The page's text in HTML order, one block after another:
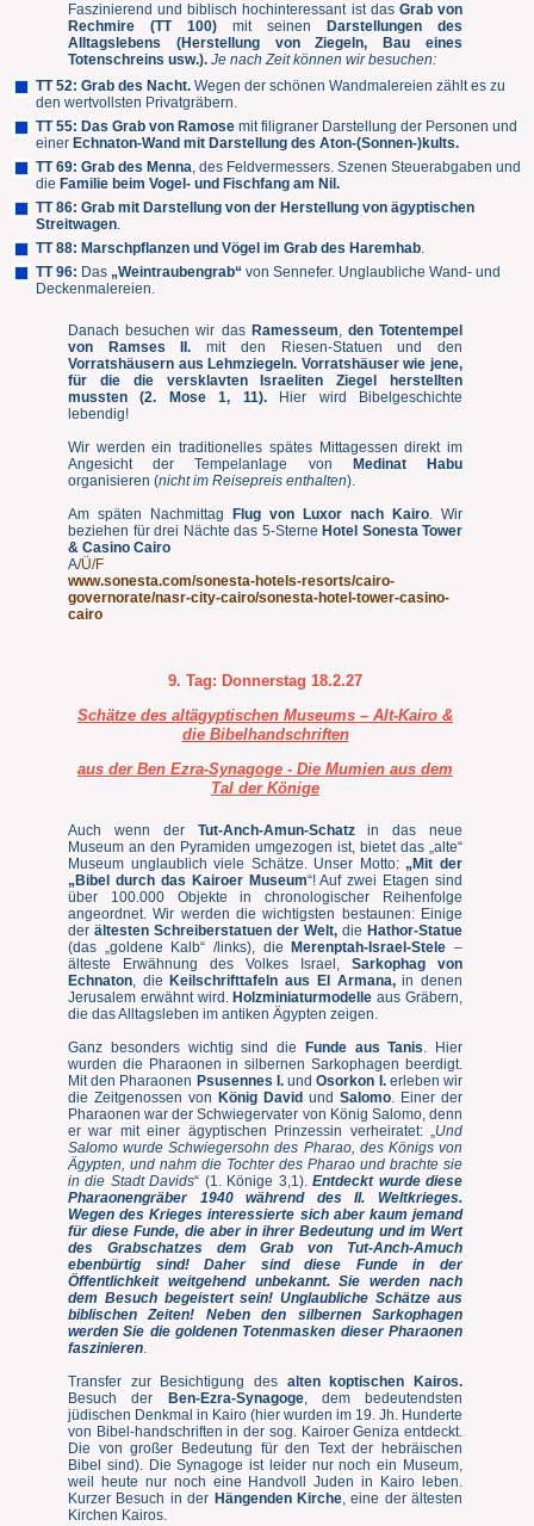
Faszinierend und biblisch hochinteressant ist das Grab von
Rechmire (TT 100) mit seinen
Darstellungen des
Alltagslebens (Herstellung von Ziegeln, Bau eines
Totenschreins usw.). Je nach Zeit können wir besuchen:
TT 52: Grab des Nacht. Wegen der schönen Wandmalereien zählt es zu
den wertvollsten Privatgräbern.
TT 55: Das Grab von Ramose mit filigraner Darstellung der Personen und
einer Echnaton-Wand mit Darstellung des Aton-(Sonnen-)kults.
TT 69: Grab des Menna , des Feldvermessers. Szenen Steuerabgaben und
die Familie beim Vogel- und Fischfang am Nil.
TT 86: Grab mit Darstellung von der Herstellung von ägyptischen
Streitwagen
TT 88: Marschpflanzen und Vögel im Grab des Haremhab
TT 96: Das „Weintraubengrab“ von Sennefer. Unglaubliche Wand- und
Deckenmalereien.
Danach besuchen wir das Ramesseum
den Totentempel
von Ramses II.mit den Riesen-Statuen und den
Vorratshäusern aus Lehmziegeln. Vorratshäuser wie jene,
für die die versklavten Israeliten Ziegel herstellten
mussten (2. Mose 1, 11).Hier wird Bibelgeschichte
lebendig!
Wir werden ein traditionelles spätes Mittagessen direkt im
Angesicht der Tempelanlage von Medinat Habu
organisieren (nicht im Reisepreis enthalten).
Am späten Nachmittag Flug von Luxor nach Kairo . Wir
beziehen für drei Nächte das 5-Sterne Hotel Sonesta Tower
& Casino Cairo
A/Ü/F
www.sonesta.com/sonesta-hotels-resorts/cairo-
governorate/nasr-city-cairo/sonesta-hotel-tower-casino-
cairo
9. Tag: Donnerstag 18.2.27
Schätze des altägyptischen Museums – Alt-Kairo &
die Bibelhandschriften
aus der Ben Ezra-Synagoge - Die Mumien aus dem
Tal der Könige
Auch wenn der Tut-Anch-Amun-Schatzin das neue
Museum an den Pyramiden umgezogen ist, bietet das „alte“
Museum unglaublich viele Schätze. Unser Motto: „Mit der
„Bibel durch das Kairoer Museum“! Auf zwei Etagen sind
über 100.000 Objekte in chronologischer Reihenfolge
angeordnet. Wir werden die wichtigsten bestaunen: Einige
der ältesten Schreiberstatuen der Welt, die Hathor-Statue
(das „goldene Kalb“ /links), die
Merenptah-Israel-Stele –
älteste Erwähnung des Volkes Israel, Sarkophag von
Echnaton, die Keilschrifttafeln aus El Armana,in denen
Jerusalem erwähnt wird. Holzminiaturmodelle aus Gräbern,
die das Alltagsleben im antiken Ägypten zeigen.
Ganz besonders wichtig sind die
Funde aus Tanis. Hier
wurden die Pharaonen in silbernen Sarkophagen beerdigt.
Mit den Pharaonen Psusennes I.undOsorkon I.erleben wir
die Zeitgenossen von König David und Salomo. Einer der
Pharaonen war der Schwiegervater von König Salomo, denn
er war mit einer ägyptischen Prinzessin verheiratet: „Und
Salomo wurde Schwiegersohn des Pharao, des Königs von
Ägypten, und nahm die Tochter des Pharao und brachte sie
in die Stadt Davids“ (1. Könige 3,1).Entdeckt wurde diese
Pharaonengräber 1940 während des II. Weltkrieges.
Wegen des Krieges interessierte sich aber kaum jemand
für diese Funde, die aber in ihrer Bedeutung und im Wert
des Grabschatzes dem Grab von Tut-Anch-Amuch
ebenbürtig sind! Daher sind diese Funde in der
Öffentlichkeit weitgehend unbekannt. Sie werden nach
dem Besuch begeistert sein! Unglaubliche Schätze aus
biblischen Zeiten! Neben den silbernen Sarkophagen
werden Sie die goldenen Totenmasken dieser Pharaonen
faszinieren.
Transfer zur Besichtigung des alten koptischen Kairos.
Besuch der
Ben-Ezra-Synagoge, dem bedeutendsten
jüdischen Denkmal in Kairo (hier wurden im 19. Jh. Hunderte
von Bibel-handschriften in der sog. Kairoer Geniza entdeckt.
Die von großer Bedeutung für den Text der hebräischen
Bibel sind). Die Synagoge ist leider nur noch ein Museum,
weil heute nur noch eine Handvoll Juden in Kairo leben.
Kurzer Besuch in der Hängenden Kirche, eine der ältesten
Kirchen Kairos.